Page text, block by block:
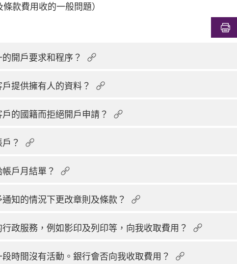
款費用收的一般問題）
開戶要求和程序？
提供擁有人的資料？
的國籍而拒絕開戶申請？
？
戶月結單？
知的情況下更改章則及條款？
政服務，例如影印及列印等，向我收取費用？
時間沒有活動。銀行會否向我收取費用？